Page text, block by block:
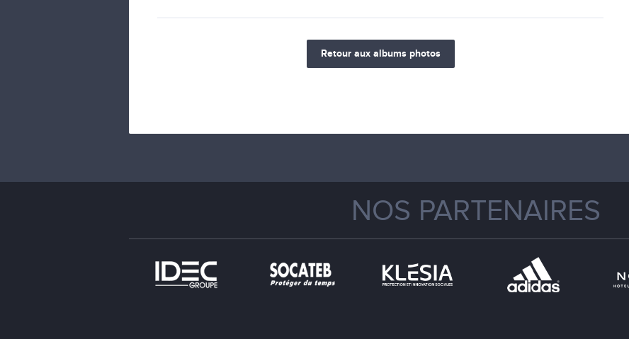
Retour aux albums photos
NOS PARTENAIRES